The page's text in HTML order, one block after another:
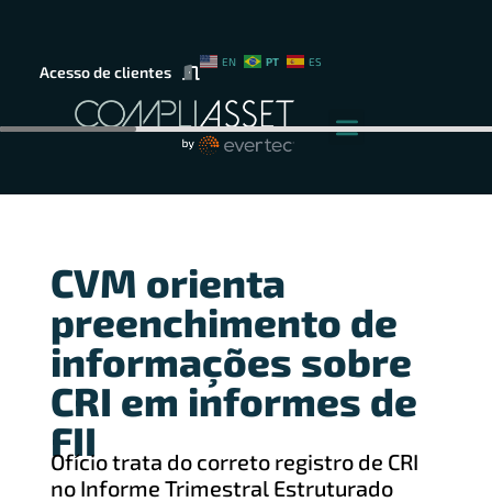
Acesso de clientes
EN PT ES
CVM orienta
preenchimento de
informações sobre
CRI em informes de
FII
Ofício trata do correto registro de CRI
no Informe Trimestral Estruturado